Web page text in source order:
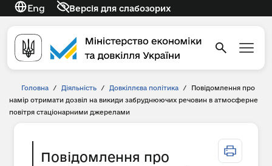
Eng Версія для слабозорих
Головна / Діяльність / Довкіллєва політика /
Повідомлення про
намір отримати дозвіл на викиди забруднюючих речовин в атмосферне
повітря стаціонарними джерелами
Повідомлення про